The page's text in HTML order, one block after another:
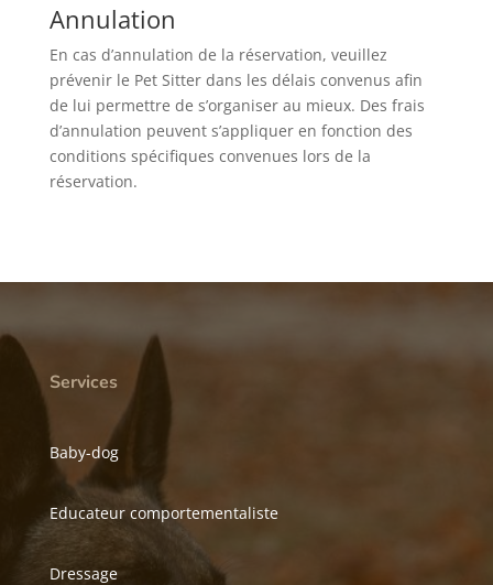
Annulation
En cas d’annulation de la réservation, veuillez
prévenir le Pet Sitter dans les délais convenus afin
de lui permettre de s’organiser au mieux. Des frais
d’annulation peuvent s’appliquer en fonction des
conditions spécifiques convenues lors de la
réservation.
Services
Baby-dog
Educateur comportementaliste
Dressage